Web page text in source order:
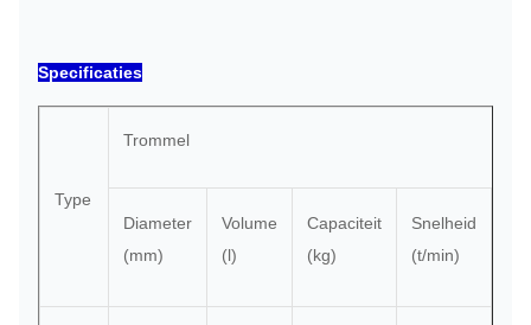
Specificaties
Type
Trommel
Diameter
(mm)
Volume
(l)
Capaciteit
(kg)
Snelheid
(t/min)